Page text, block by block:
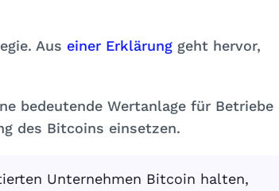
Aus einer Erklärung geht hervor,
bedeutende Wertanlage für Betriebe
des Bitcoins einsetzen.
Unternehmen Bitcoin halten,